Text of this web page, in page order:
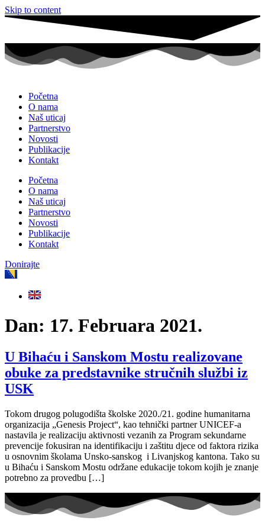
Skip to content
Početna
O nama
Naš uticaj
Partnerstvo
Novosti
Publikacije
Kontakt
Početna
O nama
Naš uticaj
Partnerstvo
Novosti
Publikacije
Kontakt
Donirajte
Dan: 17. Februara 2021.
U Bihaću i Sanskom Mostu realizovane
obuke za predstavnike stručnih službi iz
USK
Tokom drugog polugodišta školske 2020./21. godine humanitarna
organizacija „Genesis Project“, kao tehnički partner UNICEF-a
nastavila je realizaciju aktivnosti vezanih za Program sekundarne
prevencije fokusiran na identifikaciju i zaštitu djece od faktora rizika
u osnovnim školama Unsko-sanskog i Livanjskog kantona. Tako su
u Bihaću i Sanskom Mostu održane edukacije tokom kojih je znanje
potrebno za provedbu […]